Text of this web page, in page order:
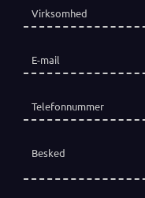
Virksomhed
E-mail
Telefon*
(påkrævet)
Besked